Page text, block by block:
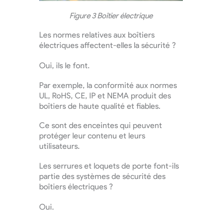
Figure 3 Boîtier électrique
Les normes relatives aux boîtiers
électriques affectent-elles la sécurité ?
Oui, ils le font.
Par exemple, la conformité aux normes
UL, RoHS, CE, IP et NEMA produit des
boîtiers de haute qualité et fiables.
Ce sont des enceintes qui peuvent
protéger leur contenu et leurs
utilisateurs.
Les serrures et loquets de porte font-ils
partie des systèmes de sécurité des
boîtiers électriques ?
Oui.